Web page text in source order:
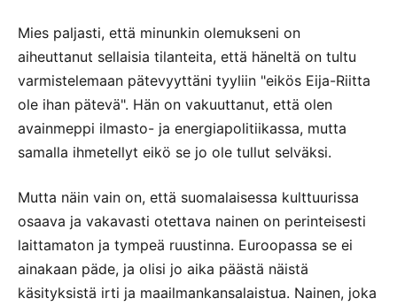
Mies paljasti, että minunkin olemukseni on
aiheuttanut sellaisia tilanteita, että häneltä on tultu
varmistelemaan pätevyyttäni tyyliin "eikös Eija-Riitta
ole ihan pätevä". Hän on vakuuttanut, että olen
avainmeppi ilmasto- ja energiapolitiikassa, mutta
samalla ihmetellyt eikö se jo ole tullut selväksi.
Mutta näin vain on, että suomalaisessa kulttuurissa
osaava ja vakavasti otettava nainen on perinteisesti
laittamaton ja tympeä ruustinna. Euroopassa se ei
ainakaan päde, ja olisi jo aika päästä näistä
käsityksistä irti ja maailmankansalaistua. Nainen, joka